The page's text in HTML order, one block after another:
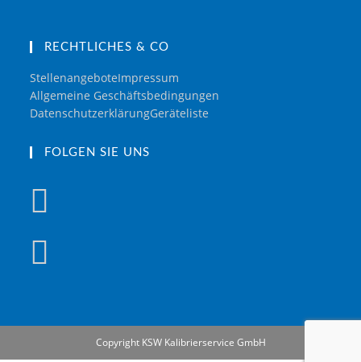
RECHTLICHES & CO
StellenangeboteImpressum
Allgemeine Geschäftsbedingungen
DatenschutzerklärungGeräteliste
FOLGEN SIE UNS
Copyright KSW Kalibrierservice GmbH